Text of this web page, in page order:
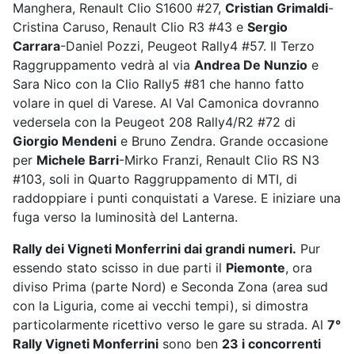
Manghera, Renault Clio S1600 #27, Cristian Grimaldi-
Cristina Caruso, Renault Clio R3 #43 e Sergio
Carrara-Daniel Pozzi, Peugeot Rally4 #57. Il Terzo
Raggruppamento vedrà al via Andrea De Nunzio e
Sara Nico con la Clio Rally5 #81 che hanno fatto
volare in quel di Varese. Al Val Camonica dovranno
vedersela con la Peugeot 208 Rally4/R2 #72 di
Giorgio Mendeni e Bruno Zendra. Grande occasione
per Michele Barri-Mirko Franzi, Renault Clio RS N3
#103, soli in Quarto Raggruppamento di MTI, di
raddoppiare i punti conquistati a Varese. E iniziare una
fuga verso la luminosità del Lanterna.
Rally dei Vigneti Monferrini dai grandi numeri. Pur
essendo stato scisso in due parti il Piemonte, ora
diviso Prima (parte Nord) e Seconda Zona (area sud
con la Liguria, come ai vecchi tempi), si dimostra
particolarmente ricettivo verso le gare su strada. Al 7°
Rally Vigneti Monferrini sono ben 23 i concorrenti